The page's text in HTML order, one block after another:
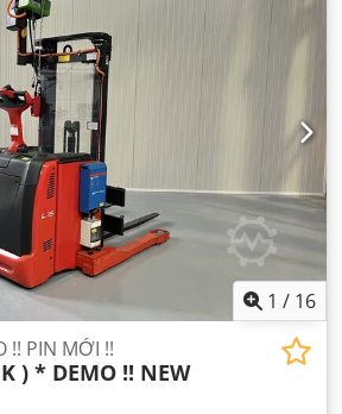
1 / 16
!! PIN MỚI !!
) * DEMO !! NEW